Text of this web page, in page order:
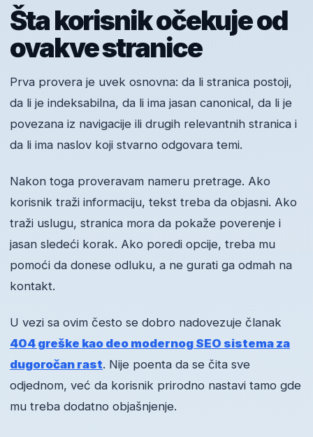
Šta korisnik očekuje od
ovakve stranice
Prva provera je uvek osnovna: da li stranica postoji,
da li je indeksabilna, da li ima jasan canonical, da li je
povezana iz navigacije ili drugih relevantnih stranica i
da li ima naslov koji stvarno odgovara temi.
Nakon toga proveravam nameru pretrage. Ako
korisnik traži informaciju, tekst treba da objasni. Ako
traži uslugu, stranica mora da pokaže poverenje i
jasan sledeći korak. Ako poredi opcije, treba mu
pomoći da donese odluku, a ne gurati ga odmah na
kontakt.
U vezi sa ovim često se dobro nadovezuje članak
404 greške kao deo modernog SEO sistema za
dugoročan rast. Nije poenta da se čita sve
odjednom, već da korisnik prirodno nastavi tamo gde
mu treba dodatno objašnjenje.